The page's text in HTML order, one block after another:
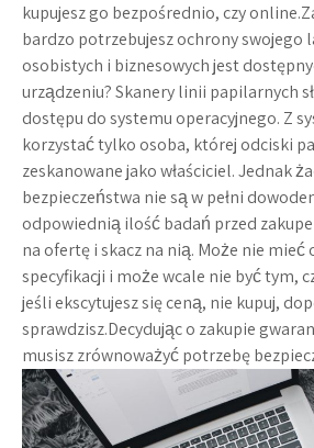
kupujesz go bezpośrednio, czy
bardzo potrzebujesz ochrony swojego
osobistych i biznesowych jest
urządzeniu? Skanery linii papilarnych
dostępu do systemu operacyjnego. Z
korzystać tylko osoba, której odciski
zeskanowane jako właściciel. Jednak
bezpieczeństwa nie są w pełni
odpowiednią ilość badań przed
na ofertę i skacz na nią. Może nie
specyfikacji i może wcale nie być tym,
jeśli ekscytujesz się ceną, nie kupuj,
sprawdzisz.Decydując o zakupie
musisz zrównoważyć potrzebę